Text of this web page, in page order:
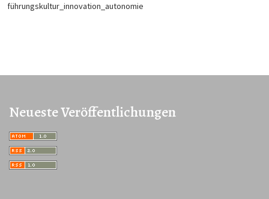
führungskultur_innovation_autonomie
Neueste Veröffentlichungen